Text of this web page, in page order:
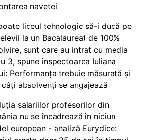
navetei
liceul tehnologic să-i ducă pe
la un Bacalaureat de 100%
sunt care au intrat cu media
3, spune inspectoarea Iuliana
Performanța trebuie măsurată și
câți absolvenți se angajează
salariilor profesorilor din
nu se încadrează în niciun
european - analiză Eurydice: